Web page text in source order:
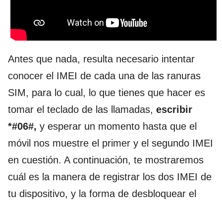
Antes que nada, resulta necesario intentar
conocer el IMEI de cada una de las ranuras
SIM, para lo cual, lo que tienes que hacer es
tomar el teclado de las llamadas, escribir
*#06#, y esperar un momento hasta que el
móvil nos muestre el primer y el segundo IMEI
en cuestión. A continuación, te mostraremos
cuál es la manera de registrar los dos IMEI de
tu dispositivo, y la forma de desbloquear el